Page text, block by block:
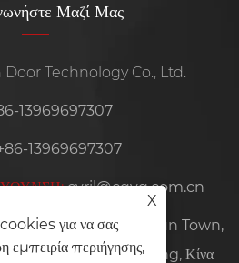
Μαζί Μας
Technology Co., Ltd.
13969697307
13969697307
cyril@cqyq.com.cn
Haitao Road, Nancun Town,
City, επαρχία Shandong, Κίνα
X
για να σας
εμπειρία περιήγησης,